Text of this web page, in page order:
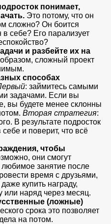
понимает,
Это потому, что он
сложно? Он боится
себе? Его парализует
и разбейте их на
сложный проект
способах
: займитесь самыми
задачами. Если вы
вы будете менее склонны
Вторая стратегия:
В результате подросток
и поверит, что всё
чтобы
они смогут
любимое занятие после
время с друзьями,
купить награду,
или наряд через месяц.
(ложные)
срока это позволяет
на потом.